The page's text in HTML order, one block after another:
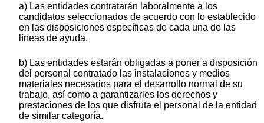
a) Las entidades contratarán laboralmente a los
candidatos seleccionados de acuerdo con lo establecido
en las disposiciones específicas de cada una de las
líneas de ayuda.
b) Las entidades estarán obligadas a poner a disposición
del personal contratado las instalaciones y medios
materiales necesarios para el desarrollo normal de su
trabajo, así como a garantizarles los derechos y
prestaciones de los que disfruta el personal de la entidad
de similar categoría.